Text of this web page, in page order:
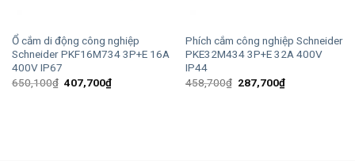
Ổ cắm di động công nghiệp
Schneider PKF16M734 3P+E 16A
400V IP67
650,100₫ Giá
407,700₫Giá
hiện
Phích cắm công nghiệp Schneider
PKE32M434 3P+E 32A 400V
IP44
458,700₫ Giá
287,700₫Giá
hiện